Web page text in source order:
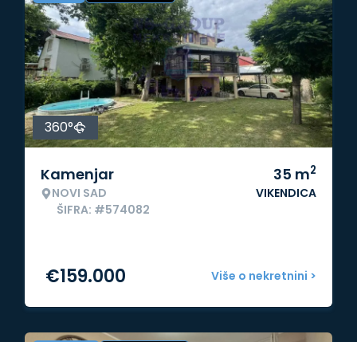
360°
Kamenjar
NOVI SAD
ŠIFRA: #574082
35 m2
VIKENDICA
Više o nekretnini >
€159.000